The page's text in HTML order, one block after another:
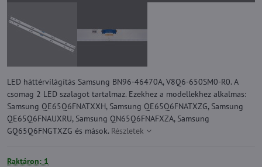
LED háttérvilágítás Samsung BN96-46470A, V8Q6-650SM0-R0. A
csomag 2 LED szalagot tartalmaz. Ezekhez a modellekhez alkalmas:
Samsung QE65Q6FNATXXH, Samsung QE65Q6FNATXZG, Samsung
QE65Q6FNAUXRU, Samsung QN65Q6FNAFXZA, Samsung
GQ65Q6FNGTXZG és mások. Részletek
Raktáron: 1